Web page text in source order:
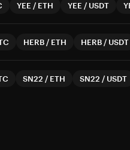
YEE / ETH YEE / USDT
HERB / ETH HERB / USDT
SN22 / ETH SN22 / USDT